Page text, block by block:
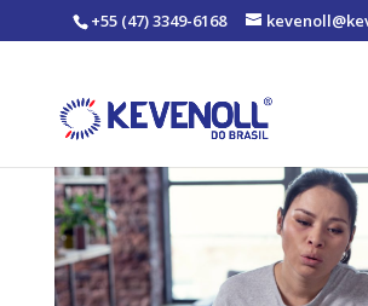
+55 (47) 3349-6168